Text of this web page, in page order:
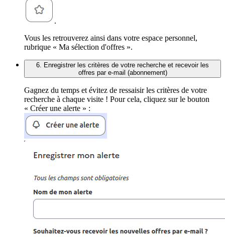
.
Vous les retrouverez ainsi dans votre espace personnel,
rubrique « Ma sélection d'offres ».
6. Enregistrer les critères de votre recherche et recevoir les
offres par e-mail (abonnement)
Gagnez du temps et évitez de ressaisir les critères de votre
recherche à chaque visite ! Pour cela, cliquez sur le bouton
« Créer une alerte » :